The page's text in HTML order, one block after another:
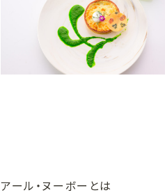
アール・ヌーボーとは